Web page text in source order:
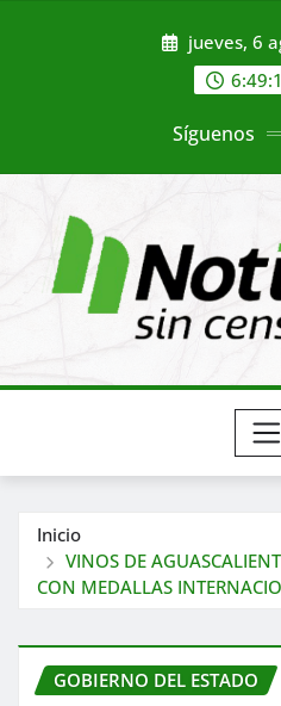
jueves, 6
Síguenos
Inicio
VINOS DE
CON MEDALLAS
GOBIERNO DEL ESTADO